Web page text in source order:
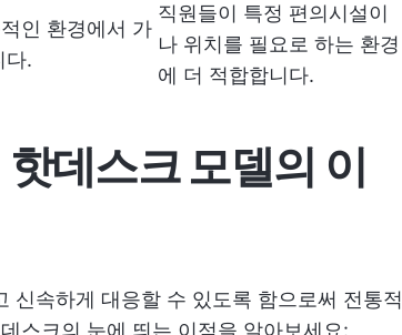
인 환경에서 가
다.
직원들이 특정 편의시설이
나 위치를 필요로 하는 환경
에 더 적합합니다.
핫데스크 모델의 이
신속하게 대응할 수 있도록 함으로써 전통적
스크의 눈에 띄는 이점을 알아보세요: